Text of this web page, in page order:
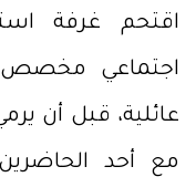
اقتحم غرفة
اجتماعي مخصص
عائلية، قبل أن
مع أحد